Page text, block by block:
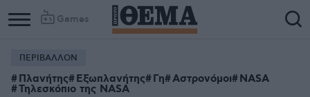
Games
Column
1
Column
2
ΠΕΡΙΒΑΛΛΟΝ
Πλανήτης Εξωπλανήτης Γη Αστρονόμοι NASA
Τηλεσκόπιο της NASA